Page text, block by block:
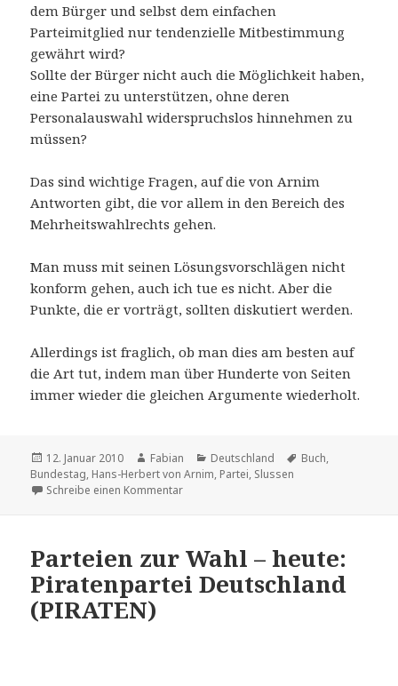
dem Bürger und selbst dem einfachen
Parteimitglied nur tendenzielle Mitbestimmung
gewährt wird?
Sollte der Bürger nicht auch die Möglichkeit haben,
eine Partei zu unterstützen, ohne deren
Personalauswahl widerspruchslos hinnehmen zu
müssen?
Das sind wichtige Fragen, auf die von Arnim
Antworten gibt, die vor allem in den Bereich des
Mehrheitswahlrechts gehen.
Man muss mit seinen Lösungsvorschlägen nicht
konform gehen, auch ich tue es nicht. Aber die
Punkte, die er vorträgt, sollten diskutiert werden.
Allerdings ist fraglich, ob man dies am besten auf
die Art tut, indem man über Hunderte von Seiten
immer wieder die gleichen Argumente wiederholt.
Veröffentlicht
am
12. Januar 2010 Autor
Fabian Kategorien
Deutschland Schlagwörter
Buch,
Bundestag, Hans-Herbert von Arnim, Partei, Slussen
Schreibe einen Kommentarzu Gelesen: Volksparteien ohne Volk
Parteien zur Wahl – heute:
Piratenpartei Deutschland
(PIRATEN)